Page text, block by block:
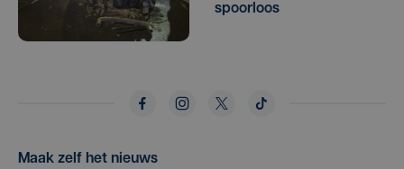
spoorloos
Maak zelf het nieuws